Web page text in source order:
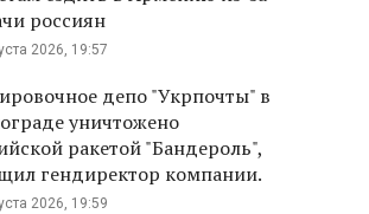
россиян
2026, 19:57
депо "Укрпочты" в
уничтожено
ракетой "Бандероль",
гендиректор компании.
2026, 19:59